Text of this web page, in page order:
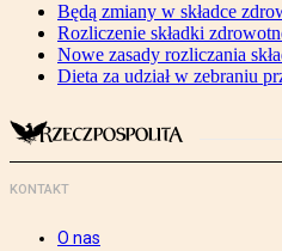
Będą zmiany w składce
Rozliczenie składki
Nowe zasady rozliczania
Dieta za udział w zebraniu
KONTAKT
O nas